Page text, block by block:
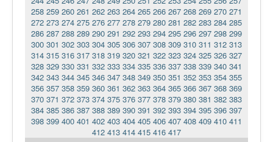
258 259 260 261 262 263 264 265 266 267 268 269 270 271
272 273 274 275 276 277 278 279 280 281 282 283 284 285
286 287 288 289 290 291 292 293 294 295 296 297 298 299
300 301 302 303 304 305 306 307 308 309 310 311 312 313
314 315 316 317 318 319 320 321 322 323 324 325 326 327
328 329 330 331 332 333 334 335 336 337 338 339 340 341
342 343 344 345 346 347 348 349 350 351 352 353 354 355
356 357 358 359 360 361 362 363 364 365 366 367 368 369
370 371 372 373 374 375 376 377 378 379 380 381 382 383
384 385 386 387 388 389 390 391 392 393 394 395 396 397
398 399 400 401 402 403 404 405 406 407 408 409 410 411
412 413 414 415 416 417